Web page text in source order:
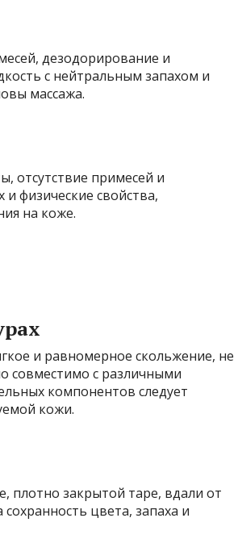
дезодорирование и
с нейтральным запахом и
массажа.
отсутствие примесей и
физические свойства,
на коже.
и равномерное скольжение, не
совместимо с различными
компонентов следует
кожи.
плотно закрытой таре, вдали от
цвета, запаха и